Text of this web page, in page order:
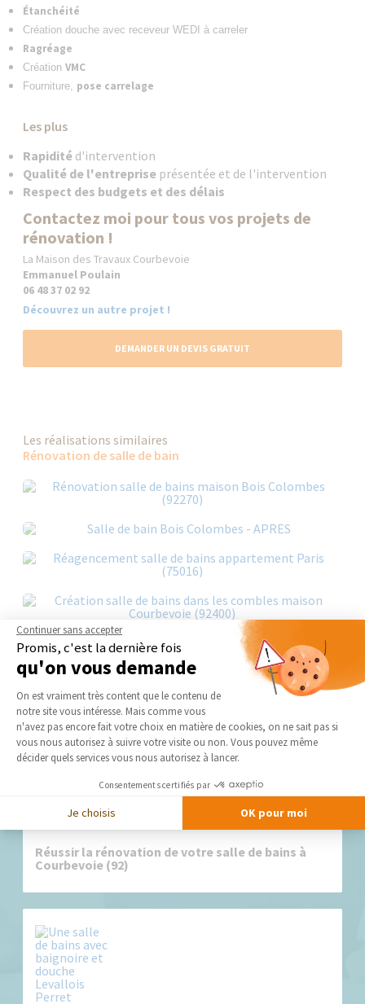
Étanchéité
Création douche avec receveur WEDI à carreler
Ragréage
CréationVMC
Fourniture, pose carrelage
Les plus
Rapidité d'intervention
Qualité de l'entreprise présentée et de l'intervention
Respect des budgets et des délais
Contactez moi pour tous vos projets de
rénovation !
La Maison des Travaux Courbevoie
Emmanuel Poulain
06 48 37 02 92
Découvrez un autre projet !
DEMANDER UN DEVIS GRATUIT
Les réalisations similaires
Rénovation de salle de bain
Nos derniers conseils et actus
Réussir la rénovation de votre salle de bains à
Courbevoie (92)
Continuer sans accepter
Promis, c'est la dernière fois
qu'on vous demande
Plateforme de Gestion du
On est vraiment très content que le contenu de
notre site vous intéresse. Mais comme vous
n'avez pas encore fait votre choix en matière de cookies, on ne sait pas si
vous nous autorisez à suivre votre visite ou non. Vous pouvez même
décider quels services vous nous autorisez à lancer.
Consentements certifiés par
Je choisis OK pour moi
Axeptio consent